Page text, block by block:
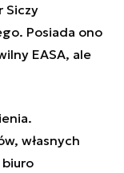
Siczy
Posiada ono
EASA, ale
własnych